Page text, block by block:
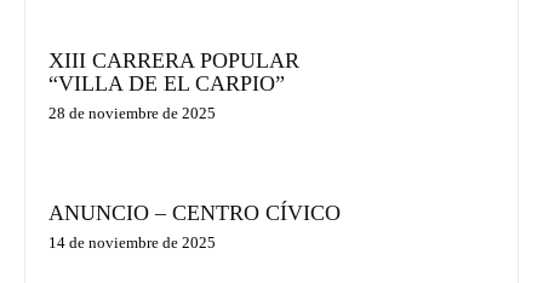
XIII CARRERA POPULAR
“VILLA DE EL CARPIO”
28 de noviembre de 2025
ANUNCIO – CENTRO CÍVICO
14 de noviembre de 2025